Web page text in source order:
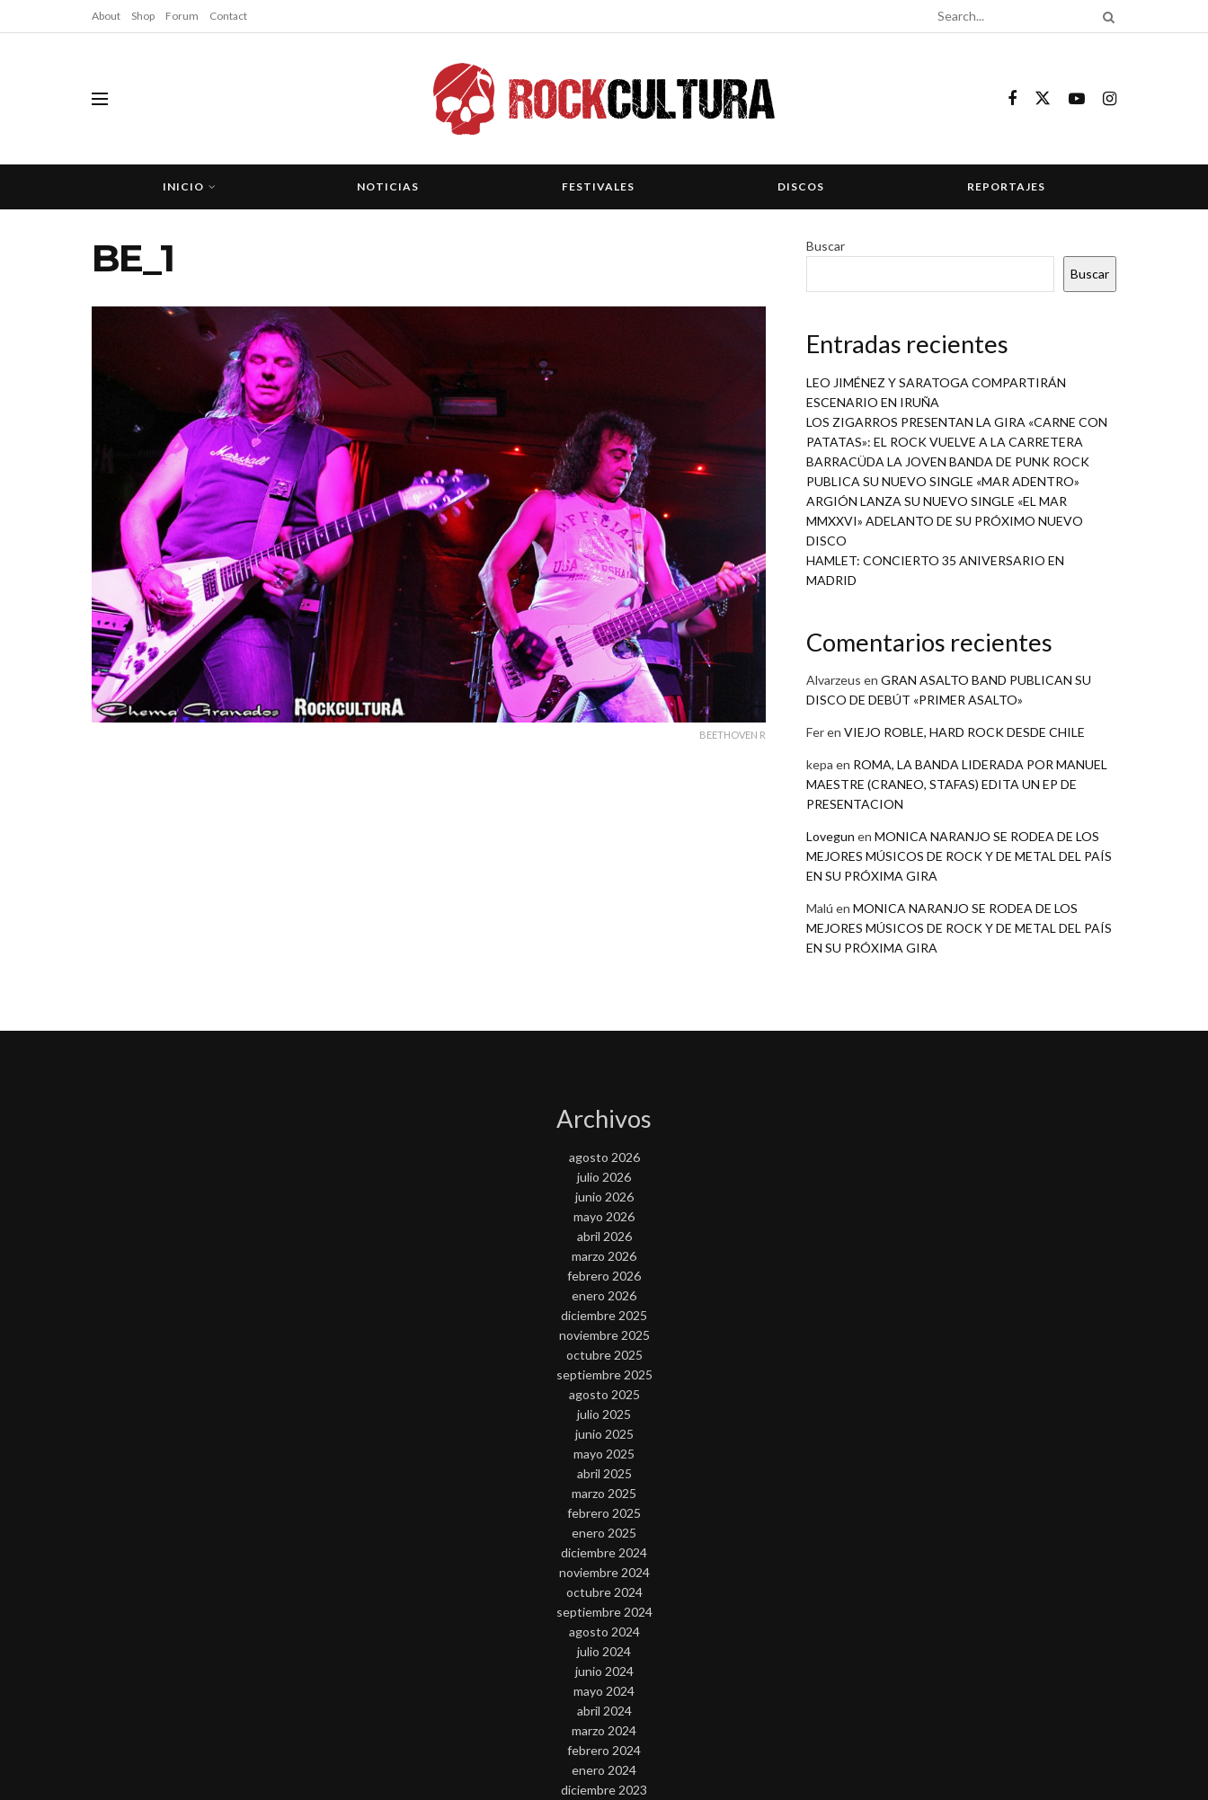
About Shop Forum Contact
INICIO NOTICIAS FESTIVALES DISCOS REPORTAJES
BE_1
BEETHOVEN R
Buscar
Buscar
Entradas recientes
LEO JIMÉNEZ Y SARATOGA COMPARTIRÁN
ESCENARIO EN IRUÑA
LOS ZIGARROS PRESENTAN LA GIRA «CARNE CON
PATATAS»: EL ROCK VUELVE A LA CARRETERA
BARRACÜDA LA JOVEN BANDA DE PUNK ROCK
PUBLICA SU NUEVO SINGLE «MAR ADENTRO»
ARGIÓN LANZA SU NUEVO SINGLE «EL MAR
MMXXVI» ADELANTO DE SU PRÓXIMO NUEVO
DISCO
HAMLET: CONCIERTO 35 ANIVERSARIO EN
MADRID
Comentarios recientes
Alvarzeus en GRAN ASALTO BAND PUBLICAN SU
DISCO DE DEBÚT «PRIMER ASALTO»
Feren VIEJO ROBLE, HARD ROCK DESDE CHILE
kepa en ROMA, LA BANDA LIDERADA POR MANUEL
MAESTRE (CRANEO, STAFAS) EDITA UN EP DE
PRESENTACION
Lovegun en MONICA NARANJO SE RODEA DE LOS
MEJORES MÚSICOS DE ROCK Y DE METAL DEL PAÍS
EN SU PRÓXIMA GIRA
Malú en MONICA NARANJO SE RODEA DE LOS
MEJORES MÚSICOS DE ROCK Y DE METAL DEL PAÍS
EN SU PRÓXIMA GIRA
Archivos
agosto 2026
julio 2026
junio 2026
mayo 2026
abril 2026
marzo 2026
febrero 2026
enero 2026
diciembre 2025
noviembre 2025
octubre 2025
septiembre 2025
agosto 2025
julio 2025
junio 2025
mayo 2025
abril 2025
marzo 2025
febrero 2025
enero 2025
diciembre 2024
noviembre 2024
octubre 2024
septiembre 2024
agosto 2024
julio 2024
junio 2024
mayo 2024
abril 2024
marzo 2024
febrero 2024
enero 2024
diciembre 2023